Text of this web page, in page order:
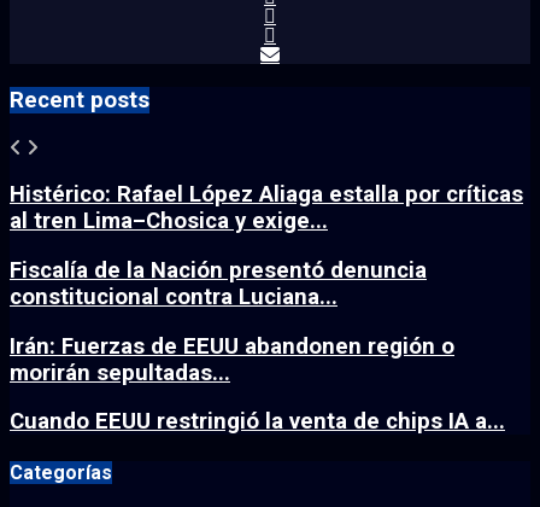
Recent posts
Histérico: Rafael López Aliaga estalla por críticas
al tren Lima–Chosica y exige...
Fiscalía de la Nación presentó denuncia
constitucional contra Luciana...
Irán: Fuerzas de EEUU abandonen región o
morirán sepultadas...
Cuando EEUU restringió la venta de chips IA a...
Categorías